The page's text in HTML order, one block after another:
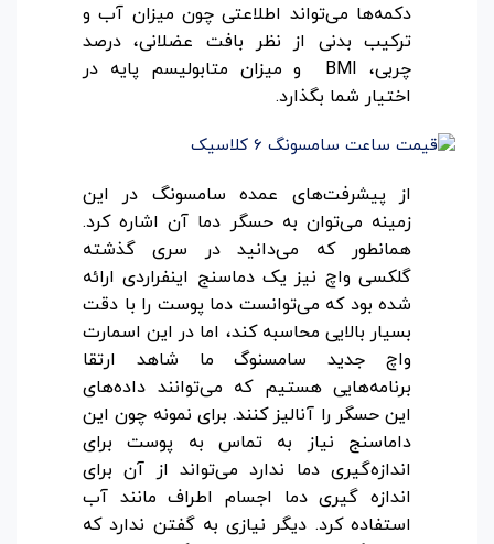
دکمه‌ها می‌تواند اطلاعتی چون میزان آب و
ترکیب بدنی از نظر بافت عضلانی، درصد
چربی، BMI و میزان متابولیسم پایه در
اختیار شما بگذارد.
از پیشرفت‌های عمده سامسونگ در این
زمینه می‌توان به حسگر دما آن اشاره کرد.
همانطور که می‌دانید در سری گذشته
گلکسی واچ‌ نیز یک دماسنج اینفراردی ارائه
شده بود که می‌توانست دما پوست را با دقت
بسیار بالایی محاسبه کند، اما در این اسمارت
واچ جدید سامسنوگ ما شاهد ارتقا
برنامه‌هایی هستیم که می‌توانند داده‌های
این حسگر را آنالیز کنند. برای نمونه چون این
داماسنج نیاز به تماس به پوست برای
اندازه‌گیری دما ندارد می‌تواند از آن برای
اندازه گیری دما اجسام اطراف مانند آب
استفاده کرد. دیگر نیازی به گفتن ندارد که